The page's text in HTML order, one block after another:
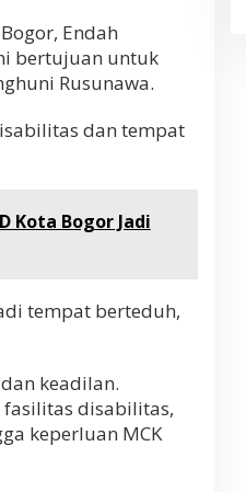
Endah
bertujuan untuk
Rusunawa.
dan tempat
Kota Bogor Jadi
tempat berteduh,
keadilan.
disabilitas,
keperluan MCK